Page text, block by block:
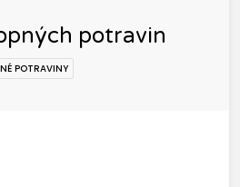
potravin
POTRAVINY